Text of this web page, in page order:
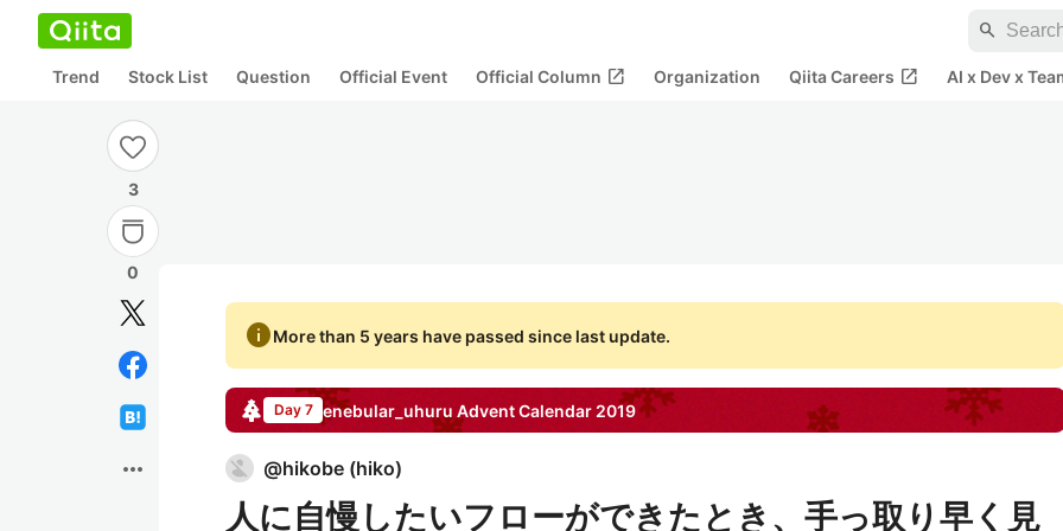
search
Trend Stock List Question Official Event Official Column open_in_new Organization Qiita Careers open_in_new AI x Dev x
3
0
more_horiz
infoMore than 5 years have passed since last update.
Day 7 enebular_uhuru Advent Calendar 2019
@hikobe (hiko)
人に自慢したいフローができたとき、手っ取り早く見